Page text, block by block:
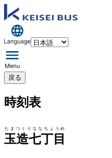
戻る
時刻表
玉造七丁目
たまつくりななちょうめ